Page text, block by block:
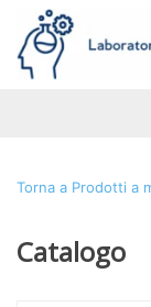
Torna a Prodotti a
Catalogo